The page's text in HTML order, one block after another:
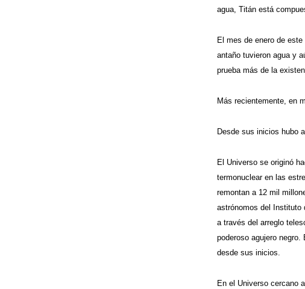
agua, Titán está
El mes de enero de
antaño tuvieron agua y
prueba más de la
Más recientemente, en
Desde sus inicios hubo
El Universo se originó
termonuclear en las
remontan a 12 mil
astrónomos del
a través del arreglo
poderoso agujero
desde sus inicios.
En el Universo cercano